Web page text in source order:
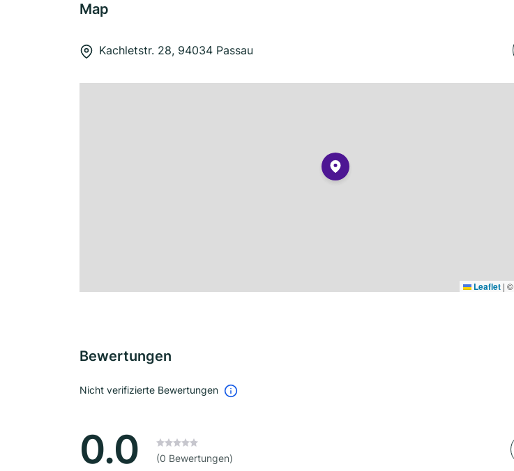
Map
Kachletstr. 28, 94034 Passau
Leaflet | ©
Bewertungen
Nicht verifizierte Bewertungen
0.0 (0 Bewertungen)